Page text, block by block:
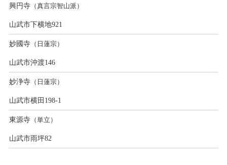
興円寺（真言宗智山派）
山武市下横地921
妙國寺（日蓮宗）
山武市沖渡146
妙浄寺（日蓮宗）
山武市横田198-1
東源寺（単立）
山武市雨坪82